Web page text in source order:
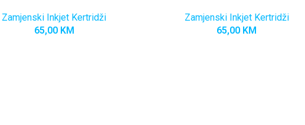
Zamjenski Inkjet Kertridži
65,00 KM
Zamjenski Inkjet Kertridži
65,00 KM